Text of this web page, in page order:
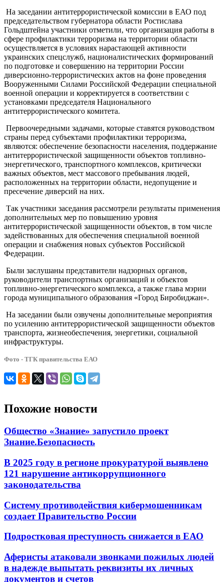
На заседании антитеррористической комиссии в ЕАО под
председательством губернатора области Ростислава
Гольдштейна участники отметили, что организация работы в
сфере профилактики терроризма на территории области
осуществляется в условиях нарастающей активности
украинских спецслужб, националистических формирований
по подготовке и совершению на территории России
диверсионно-террористических актов на фоне проведения
Вооруженными Силами Российской Федерации специальной
военной операции и корректируется в соответствии с
установками председателя Национального
антитеррористического комитета.
Первоочередными задачами, которые ставятся руководством
страны перед субъектами профилактики терроризма,
являются: обеспечение безопасности населения, поддержание
антитеррористической защищенности объектов топливно-
энергетического, транспортного комплексов, критически
важных объектов, мест массового пребывания людей,
расположенных на территории области, недопущение и
пресечение диверсий на них.
Так участники заседания рассмотрели результаты применения
дополнительных мер по повышению уровня
антитеррористической защищенности объектов, в том числе
задействованных для обеспечения специальной военной
операции и снабжения новых субъектов Российской
Федерации.
Были заслушаны представители надзорных органов,
руководители транспортных организаций и объектов
топливно-энергетического комплекса, а также глава мэрии
города муниципального образования «Город Биробиджан».
На заседании были озвучены дополнительные мероприятия
по усилению антитеррористической защищенности объектов
транспорта, жизнеобеспечения, энергетики, социальной
инфраструктуры.
Фото - ТГК правительства ЕАО
Похожие новости
Общество «Знание» запустило проект
Знание.Безопасность
В 2025 году в регионе прокуратурой выявлено
121 нарушение антикоррупционного
законодательства
Систему противодействия кибермошенникам
создает Правительство России
Подростковая преступность снижается в ЕАО
Аферисты атаковали звонками пожилых людей
в надежде выпытать реквизиты их личных
документов и счетов